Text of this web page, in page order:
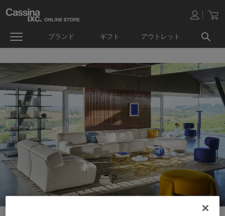
ブランド ギフト アウトレット